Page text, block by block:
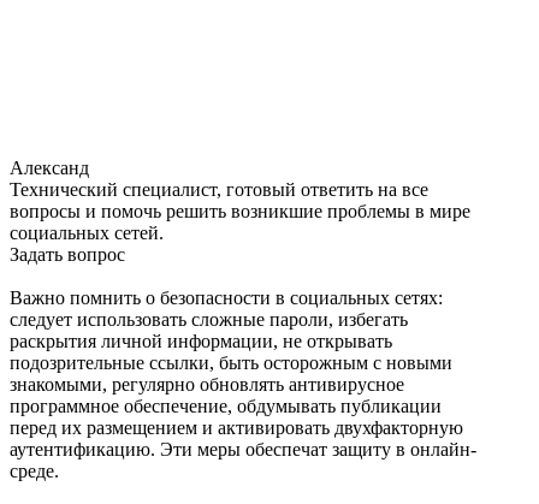
Александ
Технический специалист, готовый ответить на все
вопросы и помочь решить возникшие проблемы в мире
социальных сетей.
Задать вопрос
Важно помнить о безопасности в социальных сетях:
следует использовать сложные пароли, избегать
раскрытия личной информации, не открывать
подозрительные ссылки, быть осторожным с новыми
знакомыми, регулярно обновлять антивирусное
программное обеспечение, обдумывать публикации
перед их размещением и активировать двухфакторную
аутентификацию. Эти меры обеспечат защиту в онлайн-
среде.